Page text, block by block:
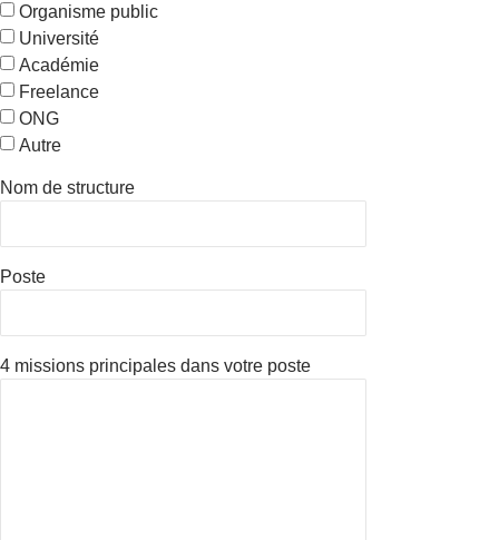
Organisme public
Université
Académie
Freelance
ONG
Autre
Nom de structure
Poste
4 missions principales dans votre poste